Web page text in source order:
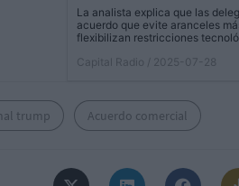
La analista explica que las
acuerdo que evite aranceles
flexibilizan restricciones
Capital Radio
/ 2025-07-28
trump Acuerdo comercial